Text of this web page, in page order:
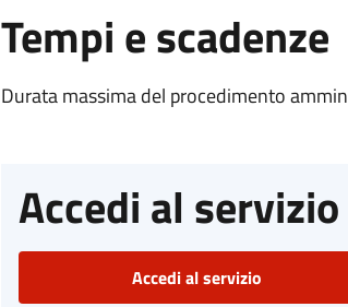
Tempi e scadenze
Durata massima del procedimento
Accedi al servizio
Accedi al servizio